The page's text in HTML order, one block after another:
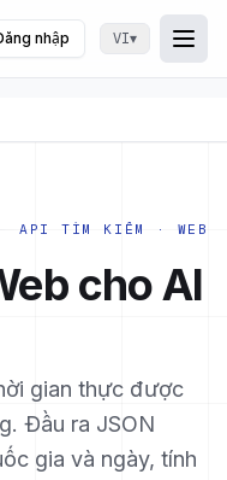
nhập VI▾
Mở/
API TÌM KIẾM · WEB
cho AI
gian thực được
Đầu ra JSON
gia và ngày, tính